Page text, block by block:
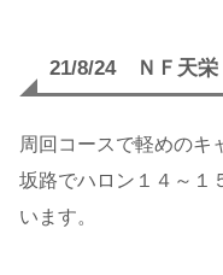
21/8/24 ＮＦ天栄
周回コースで軽めのキ
坂路でハロン１４～１
います。